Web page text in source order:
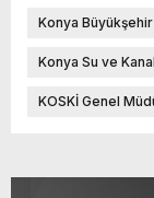
Konya
Konya Su ve
KOSKİ Genel